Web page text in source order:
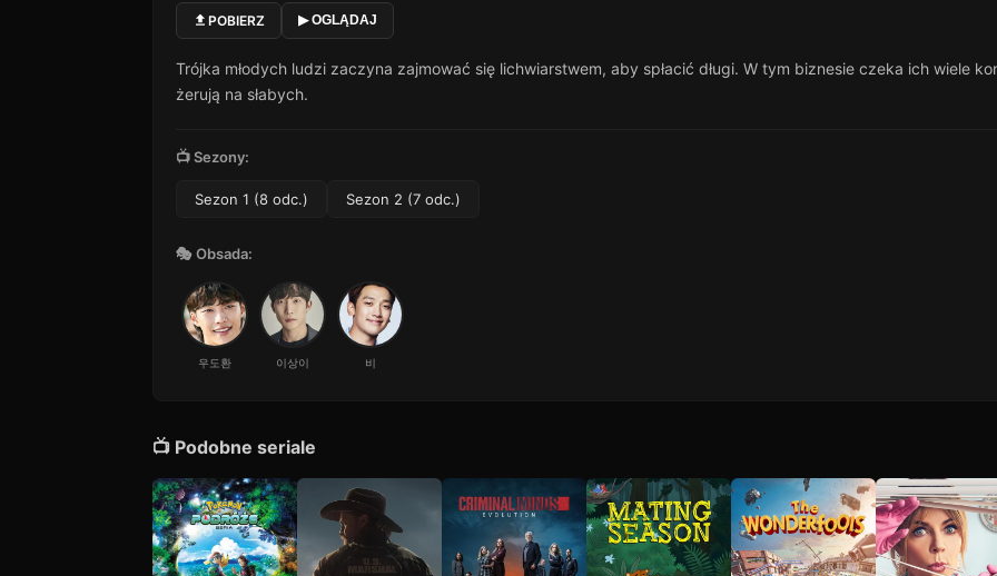
POBIERZ ▶ OGLĄDAJ
Trójka młodych ludzi zaczyna zajmować się lichwiarstwem, aby spłacić długi. W tym biznesie czeka ich wiele
żerują na słabych.
📺 Sezony:
Sezon 1 (8 odc.) Sezon 2 (7 odc.)
🎭 Obsada:
우도환 이상이 비
📺 Podobne seriale